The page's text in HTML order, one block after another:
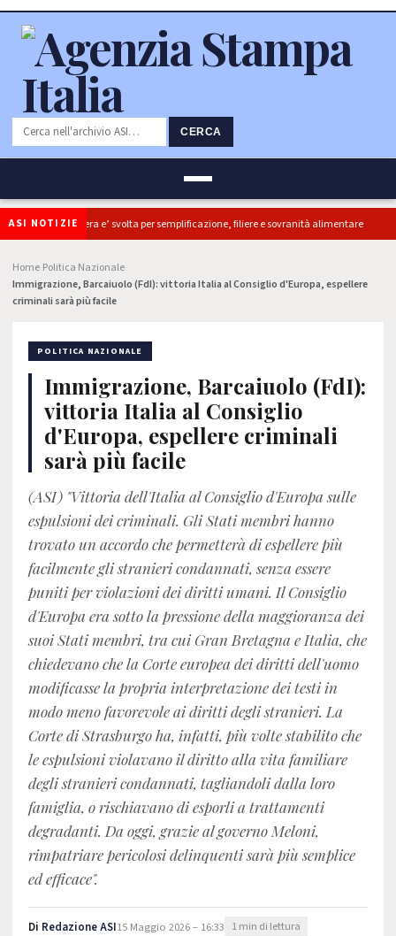
CERCA
ASI NOTIZIE
ok Camera e’ svolta per semplificazione, filiere e sovranità alimentare
Home Politica Nazionale
Immigrazione, Barcaiuolo (FdI): vittoria Italia al Consiglio d'Europa, espellere
criminali sarà più facile
POLITICA NAZIONALE
Immigrazione, Barcaiuolo (FdI):
vittoria Italia al Consiglio
d'Europa, espellere criminali
sarà più facile
(ASI) "Vittoria dell'Italia al Consiglio d'Europa sulle
espulsioni dei criminali. Gli Stati membri hanno
trovato un accordo che permetterà di espellere più
facilmente gli stranieri condannati, senza essere
puniti per violazioni dei diritti umani. Il Consiglio
d'Europa era sotto la pressione della maggioranza dei
suoi Stati membri, tra cui Gran Bretagna e Italia, che
chiedevano che la Corte europea dei diritti dell'uomo
modificasse la propria interpretazione dei testi in
modo meno favorevole ai diritti degli stranieri. La
Corte di Strasburgo ha, infatti, più volte stabilito che
le espulsioni violavano il diritto alla vita familiare
degli stranieri condannati, tagliandoli dalla loro
famiglia, o rischiavano di esporli a trattamenti
degradanti. Da oggi, grazie al governo Meloni,
rimpatriare pericolosi delinquenti sarà più semplice
ed efficace".
Di Redazione ASI15 Maggio 2026 – 16:33 1 min di lettura